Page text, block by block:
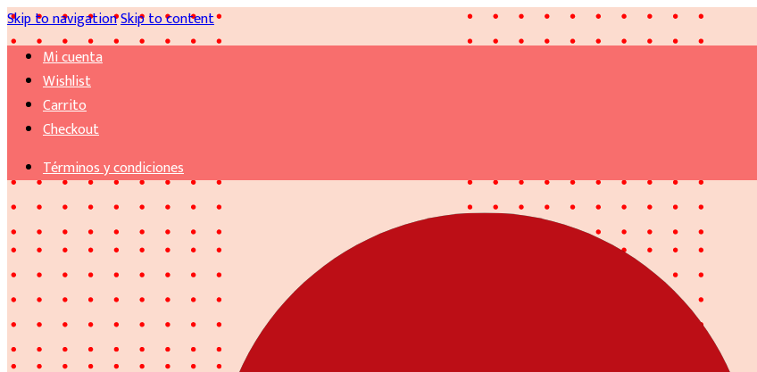
Skip to navigationSkip to content
Mi cuenta
Wishlist
Carrito
Checkout
Términos y condiciones